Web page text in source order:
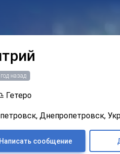
назад
Гетеро
Днепропетровск,
Написать сообщение